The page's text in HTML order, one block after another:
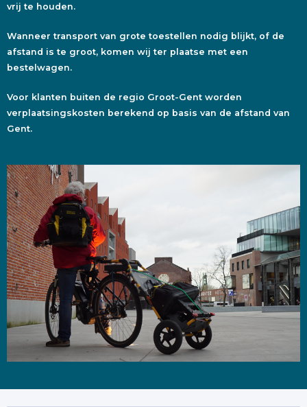
vrij te houden.
Wanneer transport van grote toestellen nodig blijkt, of de
afstand is te groot, komen wij ter plaatse met een
bestelwagen.
Voor klanten buiten de regio Groot-Gent worden
verplaatsingskosten berekend op basis van de afstand van
Gent.